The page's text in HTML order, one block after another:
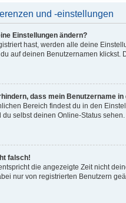
und -einstellungen
Einstellungen ändern?
hast, werden alle deine
auf deinen Benutzernamen klickst.
dass mein Benutzername
Bereich findest du in den
du selbst deinen Online-Status
falsch!
die angezeigte Zeit nicht
nur von registrierten Benutzern